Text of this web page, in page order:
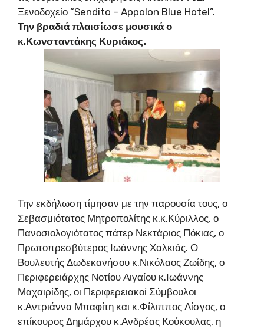
Ξενοδοχείο “Sendito – Appolon Blue Hotel”.
Την βραδιά πλαισίωσε μουσικά ο
κ.Κωνσταντάκης Κυριάκος.
Την εκδήλωση τίμησαν με την παρουσία τους, ο
Σεβασμιότατος Μητροπολίτης κ.κ.Κύριλλος, ο
Πανοσιολογιότατος πάτερ Νεκτάριος Πόκιας, ο
Πρωτοπρεσβύτερος Ιωάννης Χαλκιάς. Ο
Βουλευτής Δωδεκανήσου κ.Νικόλαος Ζωίδης, ο
Περιφερειάρχης Νοτίου Αιγαίου κ.Ιωάννης
Μαχαιρίδης, οι Περιφερειακοί Σύμβουλοι
κ.Αντριάννα Μπαφίτη και κ.Φίλιππος Λίσγος, ο
επίκουρος Δημάρχου κ.Ανδρέας Κούκουλας, η